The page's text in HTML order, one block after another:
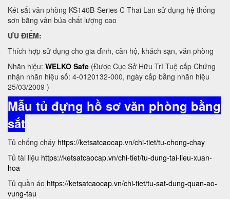
Két sắt văn phòng KS140B-Series C Thai Lan sử dụng hệ thống
sơn bằng vân búa chất lượng cao
ƯU ĐIỂM:
Thích hợp sử dụng cho gia đình, căn hộ, khách sạn, văn phòng
Nhãn hiệu: WELKO Safe (Được Cục Sở Hữu Trí Tuệ cấp Chứng
nhận nhãn hiệu số: 4-0120132-000, ngày cấp bằng nhãn hiệu
25/03/2009 )
Mẫu tủ đựng hồ sơ văn phòng bằng
sắt
Tủ chống cháy https://ketsatcaocap.vn/chi-tiet/tu-chong-chay
Tủ tài liệu https://ketsatcaocap.vn/chi-tiet/tu-dung-tai-lieu-xuan-
hoa
Tủ quần áo https://ketsatcaocap.vn/chi-tiet/tu-sat-dung-quan-ao-
vung-tau